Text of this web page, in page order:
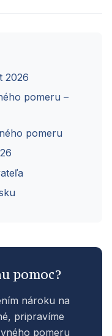
2026
pomeru –
pomeru
pomoc?
nároku na
pripravíme
pomeru